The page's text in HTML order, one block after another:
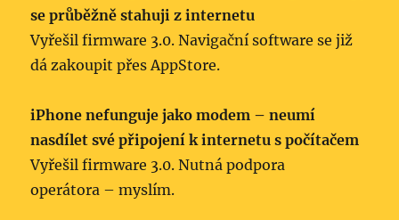
se průběžně stahuji z internetu
Vyřešil firmware 3.0. Navigační software se již
dá zakoupit přes AppStore.
iPhone nefunguje jako modem – neumí
nasdílet své připojení k internetu s počítačem
Vyřešil firmware 3.0. Nutná podpora
operátora – myslím.